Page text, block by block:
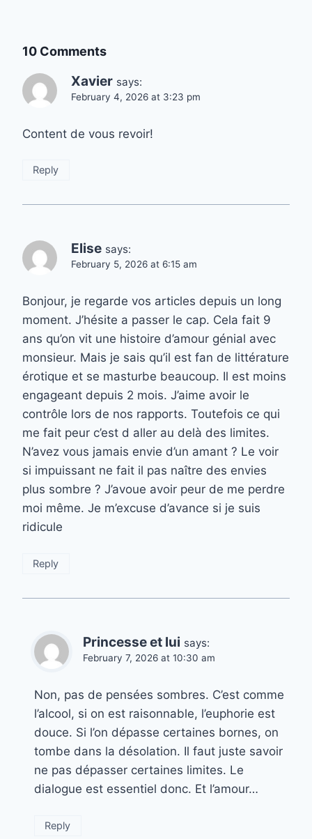
10 Comments
Xavier says:
February 4, 2026 at 3:23 pm
Content de vous revoir!
Reply
Elise says:
February 5, 2026 at 6:15 am
Bonjour, je regarde vos articles depuis un long
moment. J’hésite a passer le cap. Cela fait 9
ans qu’on vit une histoire d’amour génial avec
monsieur. Mais je sais qu’il est fan de littérature
érotique et se masturbe beaucoup. Il est moins
engageant depuis 2 mois. J’aime avoir le
contrôle lors de nos rapports. Toutefois ce qui
me fait peur c’est d aller au delà des limites.
N’avez vous jamais envie d’un amant ? Le voir
si impuissant ne fait il pas naître des envies
plus sombre ? J’avoue avoir peur de me perdre
moi même. Je m’excuse d’avance si je suis
ridicule
Reply
Princesse et lui says:
February 7, 2026 at 10:30 am
Non, pas de pensées sombres. C’est comme
l’alcool, si on est raisonnable, l’euphorie est
douce. Si l’on dépasse certaines bornes, on
tombe dans la désolation. Il faut juste savoir
ne pas dépasser certaines limites. Le
dialogue est essentiel donc. Et l’amour…
Reply